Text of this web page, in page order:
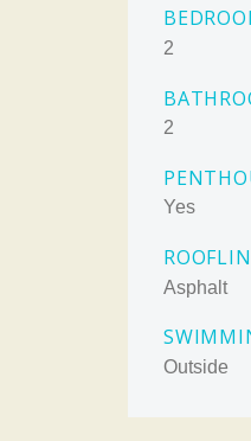
2
2
Yes
Asphalt
Outside